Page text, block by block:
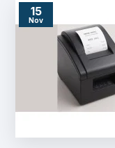
15
Nov